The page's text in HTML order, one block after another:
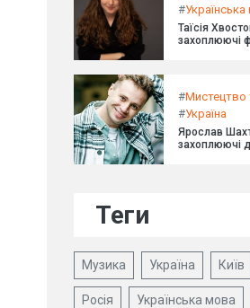
#
Таїсія
захоплюючі
#Мистецтво
#Україна
Ярослав
захоплюючі
Теги
Музика Україна Київ
Росія Українська мова